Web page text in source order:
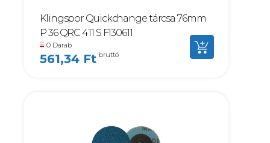
Klingspor Quickchange tárcsa 76mm
P 36 QRC 411 S F130611
0 Darab
561,34 Ft bruttó